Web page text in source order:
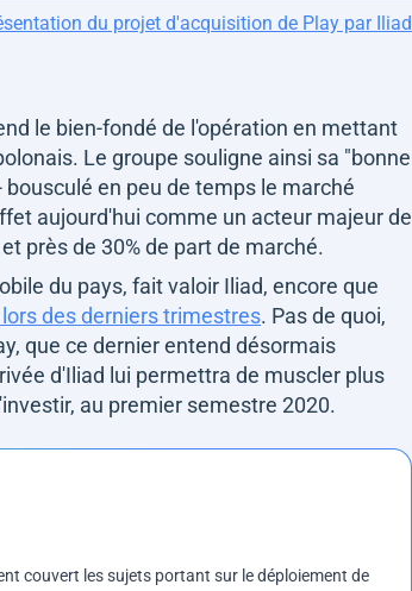
du projet d'acquisition de Play par Iliad
le bien-fondé de l'opération en mettant
Le groupe souligne ainsi sa "bonne
en peu de temps le marché
aujourd'hui comme un acteur majeur de
près de 30% de part de marché.
du pays, fait valoir Iliad, encore que
des derniers trimestres. Pas de quoi,
que ce dernier entend désormais
d'Iliad lui permettra de muscler plus
au premier semestre 2020.
couvert les sujets portant sur le déploiement de